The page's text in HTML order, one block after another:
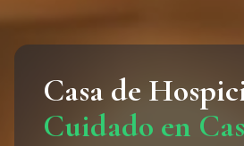
Casa de
Cuidado en